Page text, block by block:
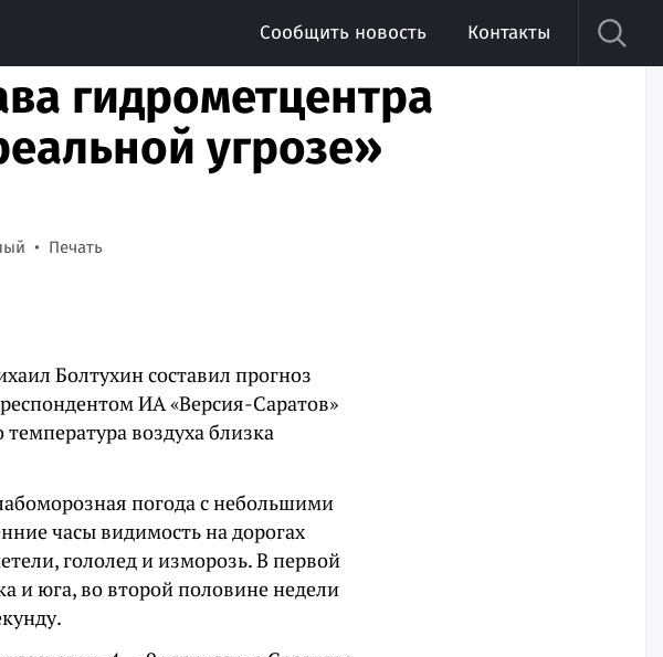
Сообщить новость Контакты
гидрометцентра
угрозе»
Печать
Болтухин составил прогноз
ИА «Версия-Саратов»
воздуха близка
погода с небольшими
часы видимость на дорогах
гололед и изморозь. В первой
и юга, во второй половине недели